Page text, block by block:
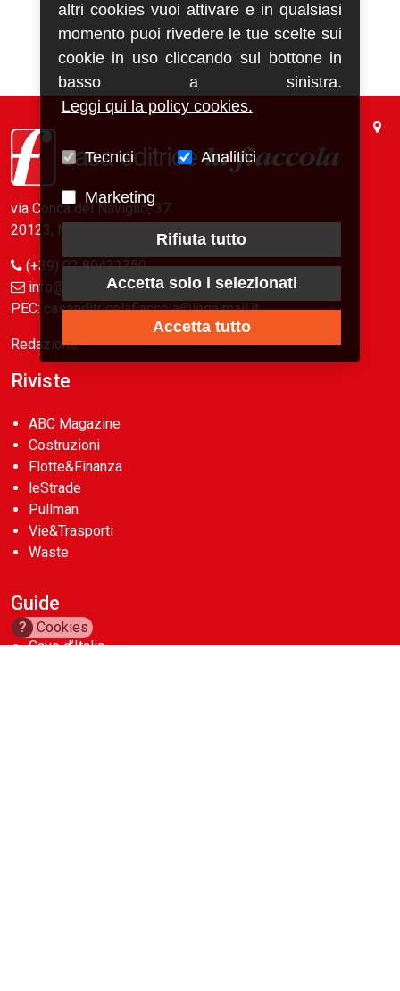
via Conca del Naviglio, 37
20123, Milano (Italy)
(+39) 02 89421350
info@fiaccola.it
PEC: casaeditricelafiaccola@legalmail.it
Redazione
Riviste
ABC Magazine
Costruzioni
Flotte&Finanza
leStrade
Pullman
Vie&Trasporti
Waste
Guide
Cave d’Italia
? Cookies
altri cookies vuoi attivare e in qualsiasi
momento puoi rivedere le tue scelte sui
cookie in uso cliccando sul bottone in
basso a sinistra.
Leggi qui la policy cookies.
Tecnici Analitici
Marketing
Rifiuta tutto
Accetta solo i selezionati
Accetta tutto